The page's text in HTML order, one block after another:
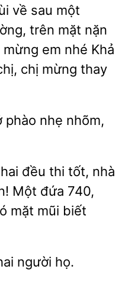
về sau một
trên mặt
mừng em
Khả
chị mừng thay
nhẹ nhõm,
hai đều thi tốt, nhà
Một đứa 740,
mặt mũi
người